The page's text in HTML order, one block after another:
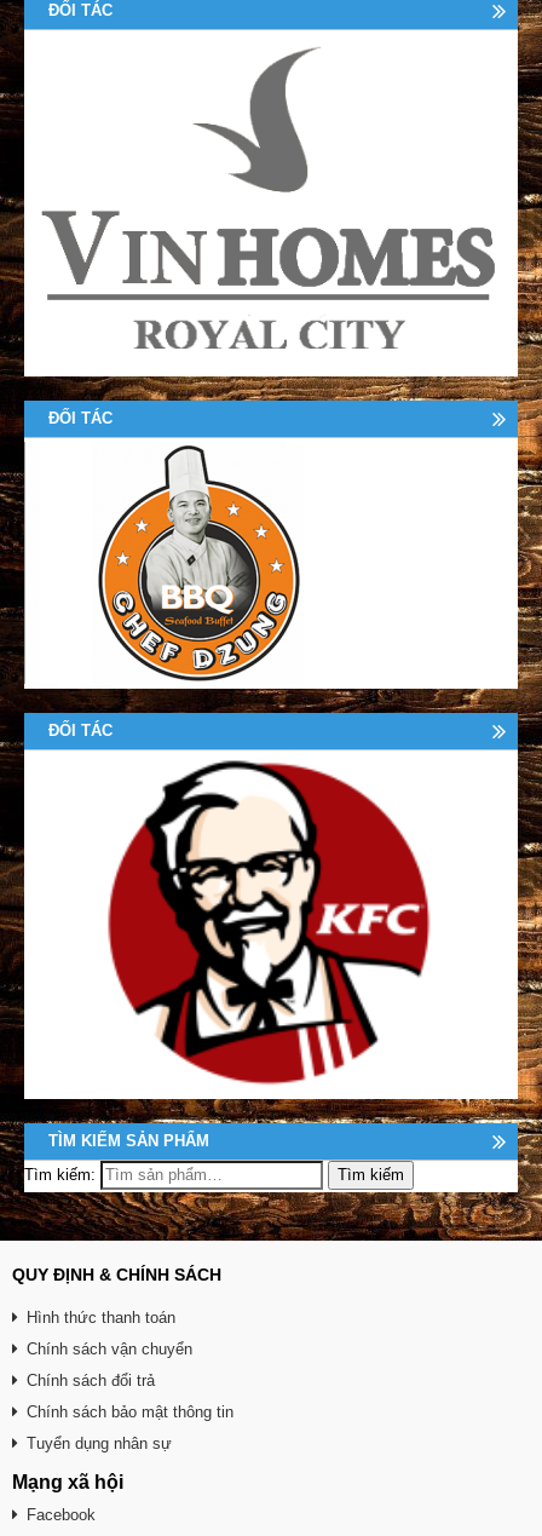
ĐỐI TÁC
ĐỐI TÁC
ĐỐI TÁC
TÌM KIẾM SẢN PHẨM
Tìm kiếm:
QUY ĐỊNH & CHÍNH SÁCH
Hình thức thanh toán
Chính sách vận chuyển
Chính sách đổi trả
Chính sách bảo mật thông tin
Tuyển dụng nhân sự
Mạng xã hội
Facebook